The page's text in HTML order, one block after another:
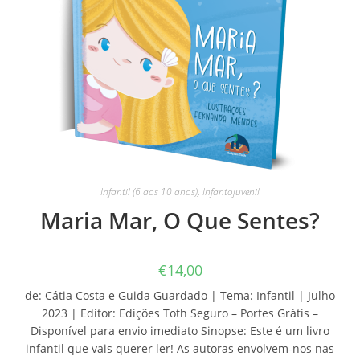
Infantil (6 aos 10 anos), Infantojuvenil
Maria Mar, O Que Sentes?
€14,00
de: Cátia Costa e Guida Guardado | Tema: Infantil | Julho
2023 | Editor: Edições Toth Seguro – Portes Grátis –
Disponível para envio imediato Sinopse: Este é um livro
infantil que vais querer ler! As autoras envolvem-nos nas